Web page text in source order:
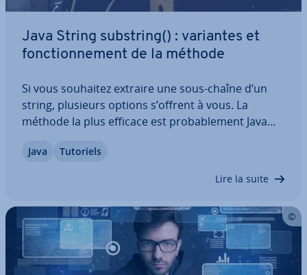
Java String substring() : variantes et
fonc­tion­ne­ment de la méthode
Si vous souhaitez extraire une sous-chaîne d’un
string, plusieurs options s’offrent à vous. La
méthode la plus efficace est pro­ba­ble­ment Java
fonc­tion­ne­ment de cette méthode et ses deux
Java Tutoriels
Lire la suite